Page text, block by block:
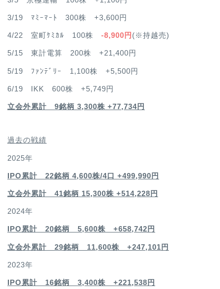
3/19 ﾏﾐｰﾏｰﾄ 300株 +3,600円
4/22 室町ｹﾐｶﾙ 100株 -8,900円 (※持越売)
5/15 東計電算 200株 +21,400円
5/19 ﾌｧﾝﾃﾞﾘｰ 1,100株 +5,500円
6/19 IKK 600株 +5,749円
立会外累計 9銘柄 3,300株 +77,734円
過去の戦績
2025年
IPO累計 22銘柄 4,600株/4口 +499,990円
立会外累計 41銘柄 15,300株 +514,228円
2024年
IPO累計 20銘柄 5,600株 +658,742円
立会外累計 29銘柄 11,600株 +247,101円
2023年
IPO累計 16銘柄 3,400株 +221,538円